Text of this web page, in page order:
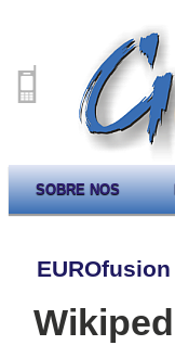
SOBRE NOS
EUROfusion